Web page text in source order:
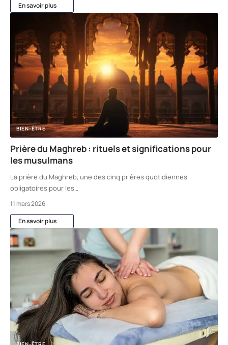
En savoir plus
BIEN-ÊTRE
Prière du Maghreb : rituels et significations pour
les musulmans
La prière du Maghreb, une des cinq prières quotidiennes
obligatoires pour les…
11 mars 2026
En savoir plus